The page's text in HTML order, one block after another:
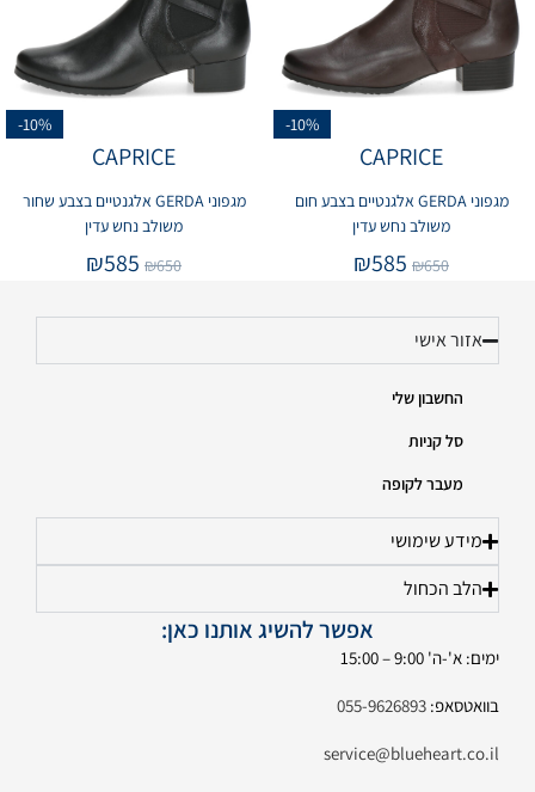
-10%
CAPRICE
מגפוני GERDA אלגנטיים בצבע חום
משולב נחש עדין
₪650
₪585
-10%
CAPRICE
מגפוני GERDA אלגנטיים בצבע שחור
משולב נחש עדין
₪650
₪585
אזור אישי
החשבון שלי
סל קניות
מעבר לקופה
מידע שימושי
הלב הכחול
אפשר להשיג אותנו כאן:
ימים: א'-ה' 9:00 – 15:00
בוואטסאפ: 055-9626893
service@blueheart.co.il